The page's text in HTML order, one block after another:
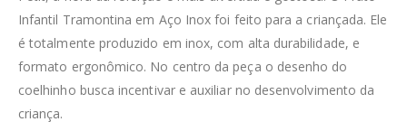
Infantil Tramontina em Aço Inox foi feito para a criançada. Ele
é totalmente produzido em inox, com alta durabilidade, e
formato ergonômico. No centro da peça o desenho do
coelhinho busca incentivar e auxiliar no desenvolvimento da
criança.